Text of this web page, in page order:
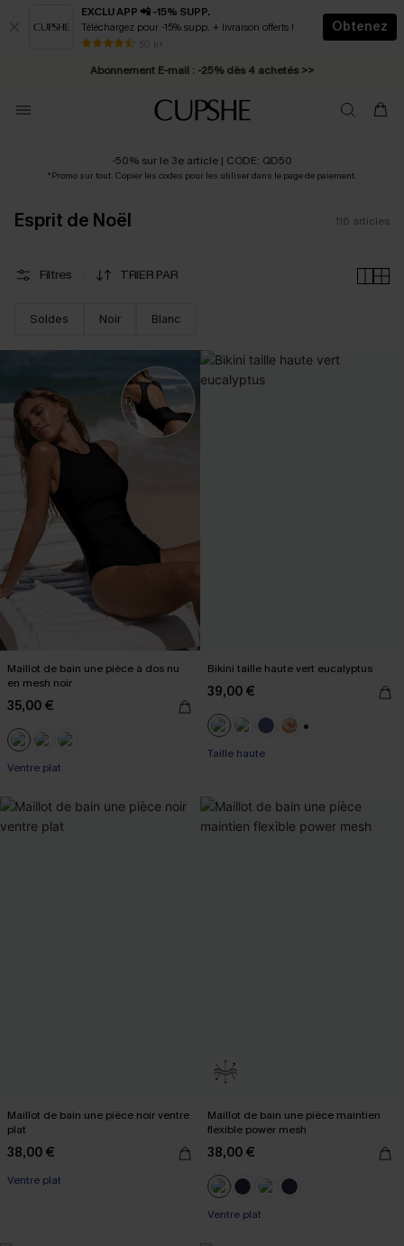
EXCLU APP 📲 -15% SUPP.
Téléchargez pour -15% supp. + livraison offerts !
50 k+
Obtenez
* Livraison éclair 2-3 jours ouvrés >>
Abonnement E-mail : -25% dès 4 achetés >>
-50% sur le 3e article | CODE: QD50
*Promo sur tout. Copier les codes pour les utiliser dans le page de paiement.
Esprit de Noël 116 articles
Filtres TRIER PAR
Soldes Noir Blanc
Maillot de bain une pièce à dos nu
en mesh noir
35,00 €
Ventre plat
Bikini taille haute vert eucalyptus
39,00 €
Taille haute
Maillot de bain une pièce noir ventre
plat
38,00 €
Ventre plat
Maillot de bain une pièce maintien
flexible power mesh
38,00 €
Ventre plat